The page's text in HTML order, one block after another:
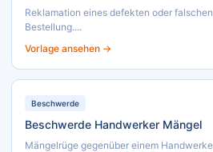
Reklamation eines defekten oder
Bestellung....
Vorlage ansehen →
Beschwerde
Beschwerde Handwerker Mängel
Mängelrüge gegenüber einem